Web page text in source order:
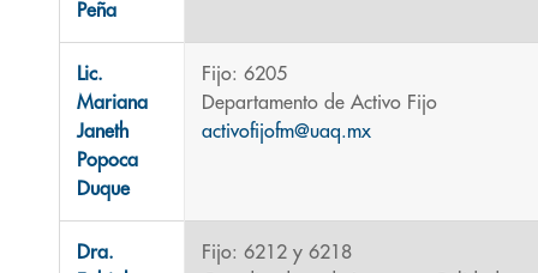
Peña
Lic.
Mariana
Janeth
Popoca
Duque
Fijo: 6205
Departamento de Activo Fijo
activofijofm@uaq.mx
Dra.
Fijo: 6212 y 6218